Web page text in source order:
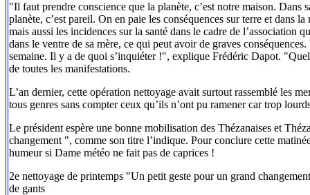
"Il faut prendre conscience que la planète, c’est notre maison. Dans
planète, c’est pareil. On en paie les conséquences sur terre et
mais aussi les incidences sur la santé dans le cadre de l’association
dans le ventre de sa mère, ce qui peut avoir de graves
semaine. Il y a de quoi s’inquiéter !", explique Frédéric Dapot.
de toutes les manifestations.
L’an dernier, cette opération nettoyage avait surtout rassemblé les
tous genres sans compter ceux qu’ils n’ont pu ramener car trop
Le président espère une bonne mobilisation des Thézanaises et
changement ", comme son titre l’indique. Pour conclure cette
humeur si Dame météo ne fait pas de caprices !
2e nettoyage de printemps "Un petit geste pour un grand
de gants